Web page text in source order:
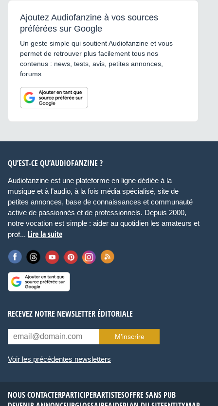
Ajoutez Audiofanzine à vos sources
préférées sur Google
Un geste simple qui soutient Audiofanzine et vous
permet de retrouver plus facilement tous nos
contenus : news, tests, avis, petites annonces,
forums...
QU’EST-CE QU’AUDIOFANZINE ?
Audiofanzine est une plateforme en ligne dédiée à la
musique et à l’audio, à la fois média spécialisé, site de
petites annonces, base de connaissances et communauté
active de passionnés et de professionnels. Depuis 2000,
notre vocation est simple : aider au quotidien les amateurs et
prof... Lire la suite
RECEVEZ NOTRE NEWSLETTER ÉDITORIALE
M’inscrire
Voir les précédentes newsletters
NOUS CONTACTERPARTICIPERARTISTESOFFRE SANS PUB